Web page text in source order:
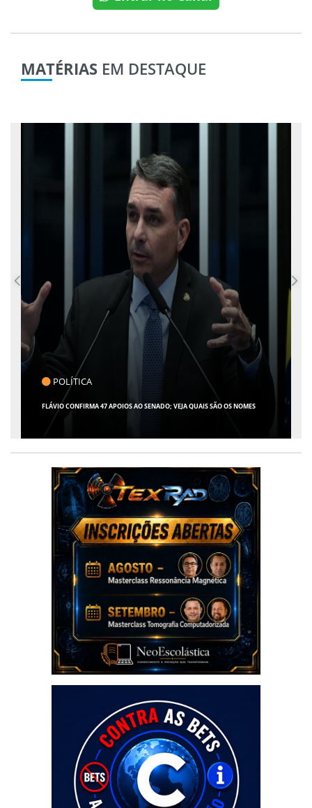
MATÉRIAS EM DESTAQUE
CLICK INDICA
GIRO POR SERGIPE, BRASIL E MUNDO - 07 DE AGOSTO DE 2026